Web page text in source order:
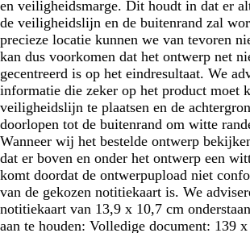
en veiligheidsmarge. Dit houdt in dat er
de veiligheidslijn en de buitenrand zal
precieze locatie kunnen we van tevoren
kan dus voorkomen dat het ontwerp net
gecentreerd is op het eindresultaat. We
informatie die zeker op het product moet
veiligheidslijn te plaatsen en de
doorlopen tot de buitenrand om witte
Wanneer wij het bestelde ontwerp
dat er boven en onder het ontwerp een
komt doordat de ontwerpupload niet
van de gekozen notitiekaart is. We
notitiekaart van 13,9 x 10,7 cm
aan te houden: Volledige document: 139